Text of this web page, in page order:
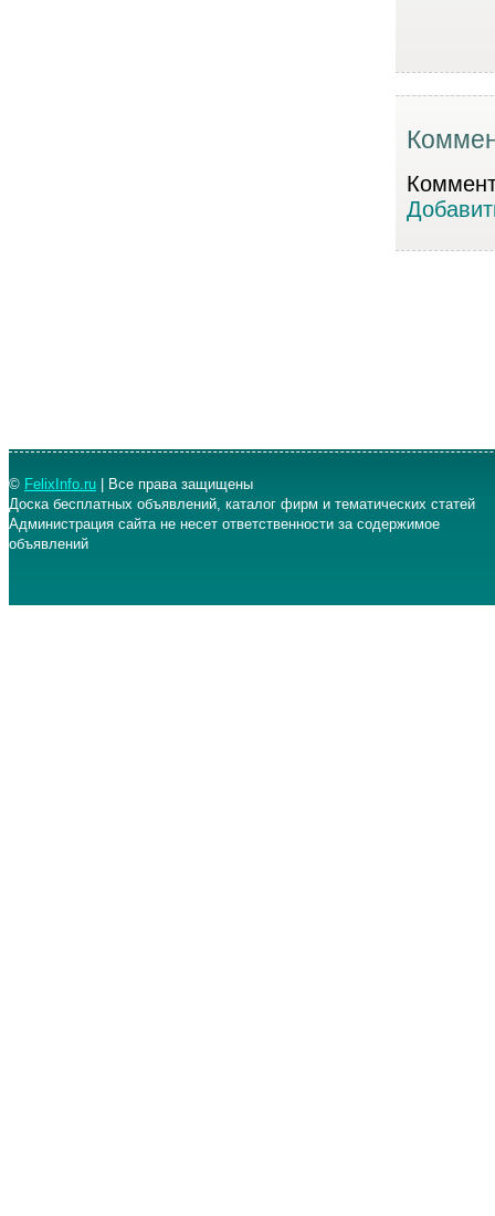
© FelixInfo.ru | Все права защищены
Доска бесплатных объявлений, каталог фирм и тематических статей
Администрация сайта не несет ответственности за содержимое
объявлений